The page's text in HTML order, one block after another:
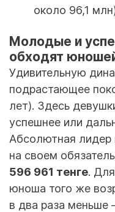
около 96,1
Молодые и
обходят
Удивительную
подрастающее
лет). Здесь
успешнее или
Абсолютная лидер
на своем
596 961 тенге.
юноша того же
в два раза меньше